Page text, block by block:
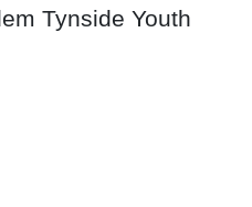
Tynside Youth